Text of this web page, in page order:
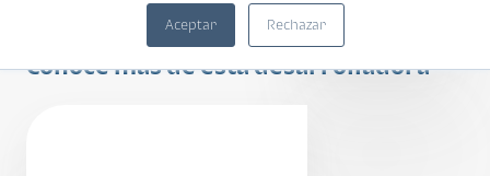
Aceptar Rechazar
ANDARES DOCE
Conoce más de esta desarrolladora